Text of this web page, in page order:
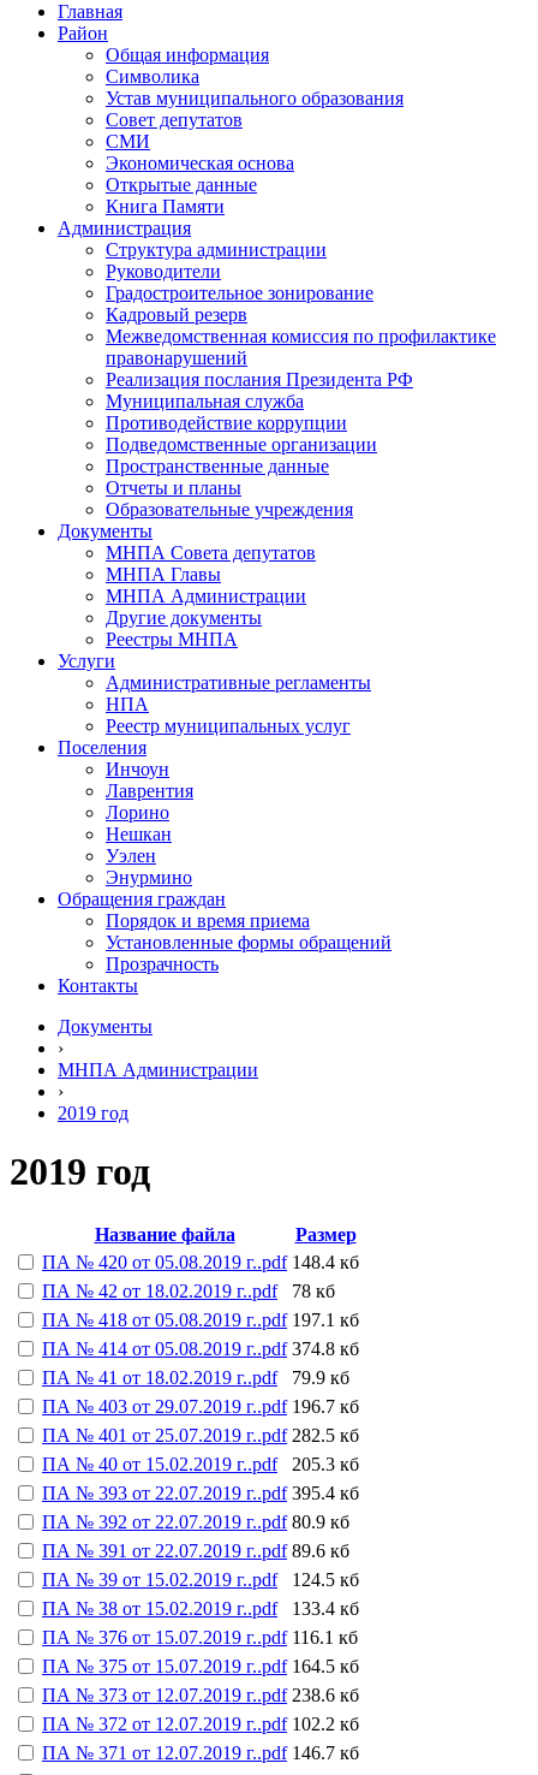
Главная
Район
Общая информация
Символика
Устав муниципального образования
Совет депутатов
СМИ
Экономическая основа
Открытые данные
Книга Памяти
Администрация
Структура администрации
Руководители
Градостроительное зонирование
Кадровый резерв
Межведомственная комиссия по профилактике
правонарушений
Реализация послания Президента РФ
Муниципальная служба
Противодействие коррупции
Подведомственные организации
Пространственные данные
Отчеты и планы
Образовательные учреждения
Документы
МНПА Совета депутатов
МНПА Главы
МНПА Администрации
Другие документы
Реестры МНПА
Услуги
Административные регламенты
НПА
Реестр муниципальных услуг
Поселения
Инчоун
Лаврентия
Лорино
Нешкан
Уэлен
Энурмино
Обращения граждан
Порядок и время приема
Установленные формы обращений
Прозрачность
Контакты
Документы
›
МНПА Администрации
›
2019 год
2019 год
Название файла
Размер
ПА № 420 от 05.08.2019 г..pdf 148.4 кб
ПА № 42 от 18.02.2019 г..pdf
78 кб
ПА № 418 от 05.08.2019 г..pdf 197.1 кб
ПА № 414 от 05.08.2019 г..pdf 374.8 кб
ПА № 41 от 18.02.2019 г..pdf
79.9 кб
ПА № 403 от 29.07.2019 г..pdf 196.7 кб
ПА № 401 от 25.07.2019 г..pdf 282.5 кб
ПА № 40 от 15.02.2019 г..pdf
205.3 кб
ПА № 393 от 22.07.2019 г..pdf 395.4 кб
ПА № 392 от 22.07.2019 г..pdf 80.9 кб
ПА № 391 от 22.07.2019 г..pdf 89.6 кб
ПА № 39 от 15.02.2019 г..pdf
124.5 кб
ПА № 38 от 15.02.2019 г..pdf
133.4 кб
ПА № 376 от 15.07.2019 г..pdf 116.1 кб
ПА № 375 от 15.07.2019 г..pdf 164.5 кб
ПА № 373 от 12.07.2019 г..pdf 238.6 кб
ПА № 372 от 12.07.2019 г..pdf 102.2 кб
ПА № 371 от 12.07.2019 г..pdf 146.7 кб